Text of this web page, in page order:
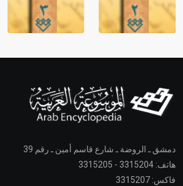
دمشق ـ الروضة ـ شارع قاسم أمين ـ رقم 39
هاتف: 3315204 - 3315205
فاكس: 3315207